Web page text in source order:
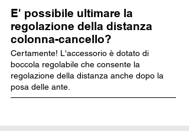
E' possibile ultimare la
regolazione della distanza
colonna-cancello?
Certamente! L'accessorio è dotato di
boccola regolabile che consente la
regolazione della distanza anche dopo la
posa delle ante.